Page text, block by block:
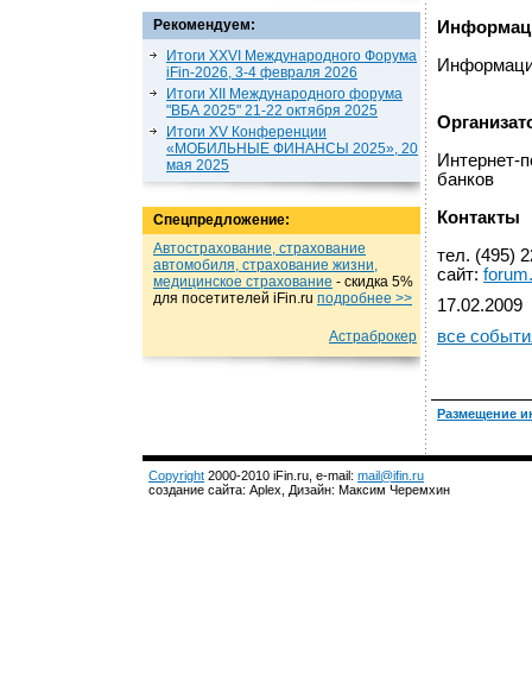
Рекомендуем:
Итоги XXVI Международного Форума
iFin-2026, 3-4 февраля 2026
Итоги XII Международного форума
"ВБА 2025" 21-22 октября 2025
Итоги XV Конференции
«МОБИЛЬНЫЕ ФИНАНСЫ 2025», 20
мая 2025
Спецпредложение:
Автострахование, страхование
автомобиля, страхование жизни,
медицинское страхование - cкидка 5%
для посетителей iFin.ru подробнеe >>
Астраброкер
Интернет-
банков
Контакты
тел. (495)
сайт:
17.02.2009
все
Размещение
Copyright 2000-2010 iFin.ru, e-mail: mail@ifin.ru
создание сайта: Aplex, Дизайн: Максим Черемхин